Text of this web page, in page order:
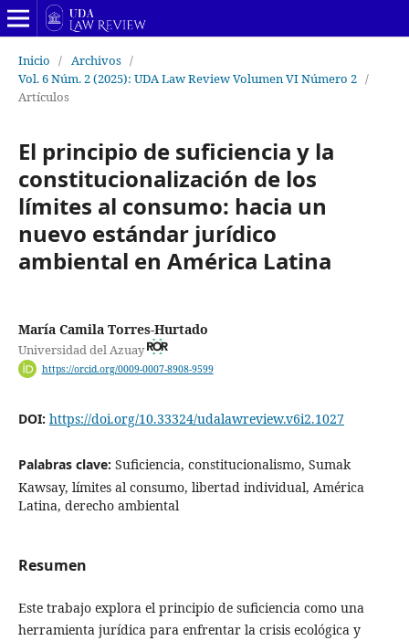
Inicio / Archivos /
Vol. 6 Núm. 2 (2025): UDA Law Review Volumen VI Número 2 /
Artículos
El principio de suficiencia y la
constitucionalización de los
límites al consumo: hacia un
nuevo estándar jurídico
ambiental en América Latina
María Camila Torres-Hurtado
Universidad del Azuay
https://orcid.org/0009-0007-8908-9599
DOI: https://doi.org/10.33324/udalawreview.v6i2.1027
Palabras clave: Suficiencia, constitucionalismo, Sumak
Kawsay, límites al consumo, libertad individual, América
Latina, derecho ambiental
Resumen
Este trabajo explora el principio de suficiencia como una
herramienta jurídica para enfrentar la crisis ecológica y